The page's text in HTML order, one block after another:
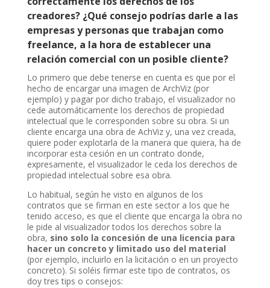
creadores? ¿Qué consejo podrías darle a las
empresas y personas que trabajan como
freelance, a la hora de establecer una
relación comercial con un posible cliente?
Lo primero que debe tenerse en cuenta es que por el
hecho de encargar una imagen de ArchViz (por
ejemplo) y pagar por dicho trabajo, el visualizador no
cede automáticamente los derechos de propiedad
intelectual que le corresponden sobre su obra. Si un
cliente encarga una obra de AchViz y, una vez creada,
quiere poder explotarla de la manera que quiera, ha de
incorporar esta cesión en un contrato donde,
expresamente, el visualizador le ceda los derechos de
propiedad intelectual sobre esa obra.
Lo habitual, según he visto en algunos de los
contratos que se firman en este sector a los que he
tenido acceso, es que el cliente que encarga la obra no
le pide al visualizador todos los derechos sobre la
obra, sino solo la concesión de una licencia para
hacer un concreto y limitado uso del material
(por ejemplo, incluirlo en la licitación o en un proyecto
concreto). Si soléis firmar este tipo de contratos, os
doy tres tips o consejos: